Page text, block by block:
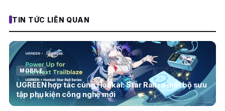
TIN TỨC LIÊN QUAN
MOBILE
UGREEN hợp tác cùng Honkai: Star Rail ra mắt bộ sưu
tập phụ kiện công nghệ mới